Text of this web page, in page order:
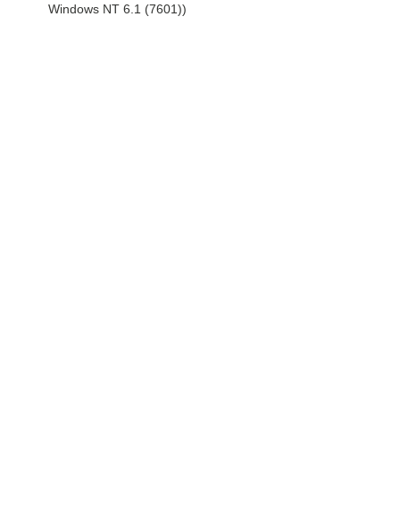
Windows NT 6.1 (7601))